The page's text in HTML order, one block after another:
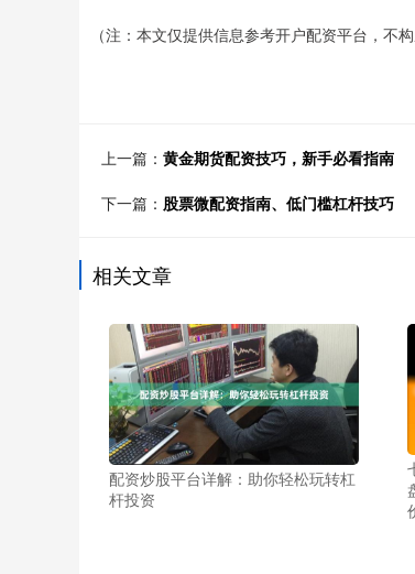
（注：本文仅提供信息参考开户配资平台，不
上一篇： 黄金期货配资技巧，新手必看指南
下一篇： 股票微配资指南、低门槛杠杆技巧
相关文章
配资炒股平台详解：助你轻松玩转杠
杆投资